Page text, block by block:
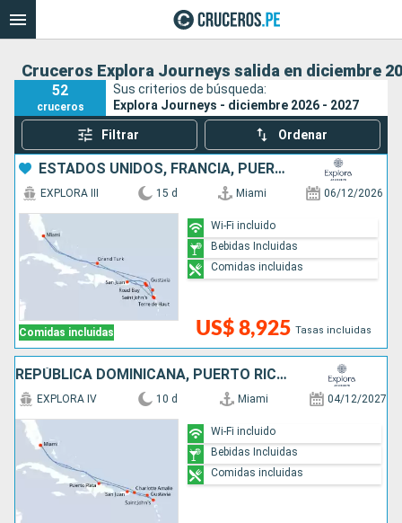
Cruceros Explora Journeys salida en diciembre
52
cruceros
Sus criterios de búsqueda:
Explora Journeys - diciembre 2026 - 2027
Filtrar Ordenar
ESTADOS UNIDOS, FRANCIA, PUERTO RICO, , ANTIGUA Y BARBUDA
Comidas incluidas
EXPLORA III 15 d Miami 06/12/2026
US$ 8,925 Tasas incluidas
Wi-Fi incluido
Bebidas Incluidas
Comidas incluidas
REPÚBLICA DOMINICANA, PUERTO RICO, ANTIGUA Y BARBUDA, FRANCIA, ESTADOS UNIDOS
EXPLORA IV 10 d Miami 04/12/2027
Wi-Fi incluido
Bebidas Incluidas
Comidas incluidas